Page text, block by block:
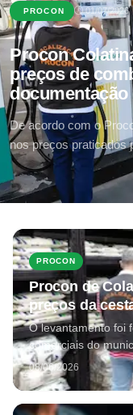
PROCON 01/07/2026
Procon
preços de
De acordo com o
nos preços praticados
comparação ao último
ano
PROCON
Procon de
preços da
O levantamento foi
comerciais do
produtos que
08/06/2026